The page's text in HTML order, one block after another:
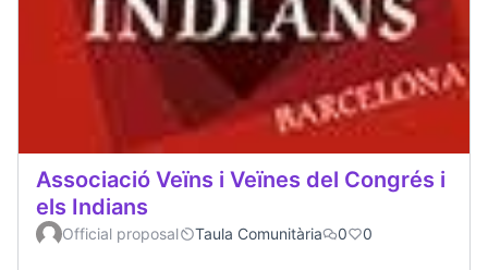
Associació Veïns i Veïnes del Congrés i
els Indians
Official proposal Taula Comunitària 0 0